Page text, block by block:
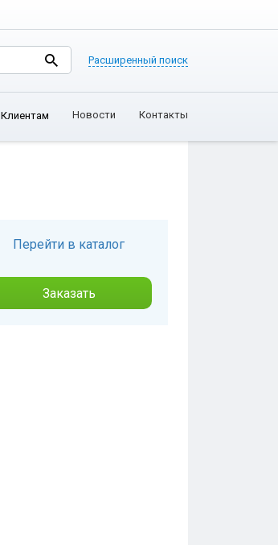
Расширенный поиск
Клиентам Новости Контакты
Перейти в каталог
Заказать